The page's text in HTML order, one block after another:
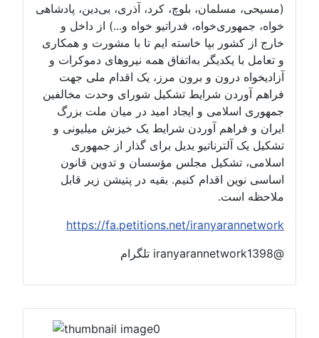
(مسیحی، مسلمان، بلوچ، کرد، آذری، بی‌دین، پادشاهی
خواه، جمهوری‌خواه، فدراتیو خواه و...) از داخل و
خارج از کشور بپا خاسته ایم تا با مشورت و همکاری
و تعامل با یکدیگر به‌اتفاق همه نیروهای دموکرات و
آزادیخواه درون و برون مرز، یک اقدام ملی جهت
فراهم آوردن شرایط تشکیل شورای وحدت مخالفین
جمهوری اسلامی و ایجاد امید در میان ملت بزرگ
ایران و فراهم آوردن شرایط یک خیزش میلیونی و
تشکیل یک آلترناتیو بدیل برای گذار از جمهوری
اسلامی، تشکیل مجلس مؤسسان و تدوین قانون
اساسی نوین اقدام کنیم. بقیه در پتیشن زیر قابل
ملاحظه است.
https://fa.petitions.net/iranyarannetwork